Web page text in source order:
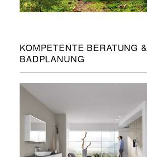
KOMPETENTE BERATUNG &
BADPLANUNG